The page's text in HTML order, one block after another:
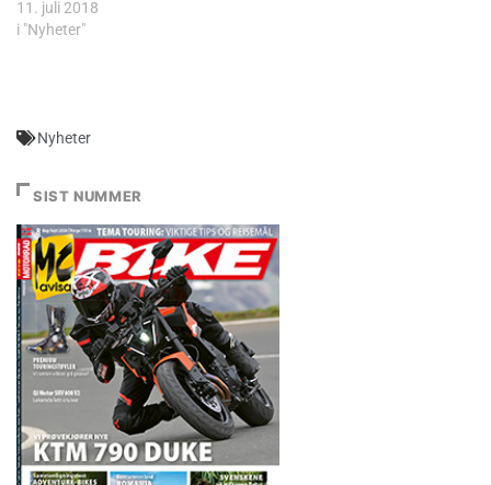
11. juli 2018
i "Nyheter"
Nyheter
SIST NUMMER